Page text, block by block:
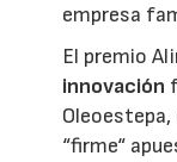
empresa
El premio
innovación
Oleoestepa,
“firme“